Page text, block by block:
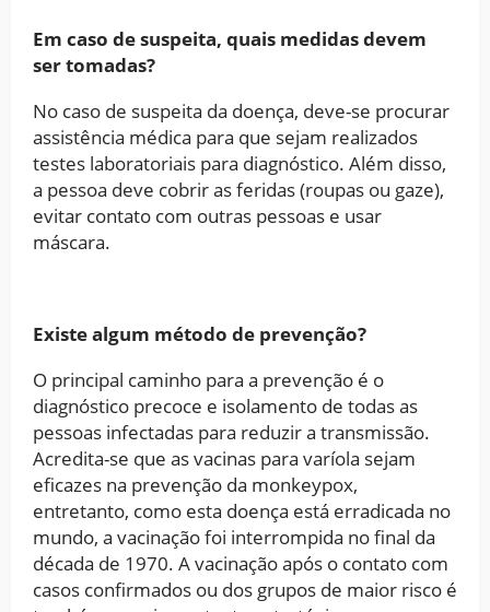
Em caso de suspeita, quais medidas devem
ser tomadas?
No caso de suspeita da doença, deve-se procurar
assistência médica para que sejam realizados
testes laboratoriais para diagnóstico. Além disso,
a pessoa deve cobrir as feridas (roupas ou gaze),
evitar contato com outras pessoas e usar
máscara.
Existe algum método de prevenção?
O principal caminho para a prevenção é o
diagnóstico precoce e isolamento de todas as
pessoas infectadas para reduzir a transmissão.
Acredita-se que as vacinas para varíola sejam
eficazes na prevenção da monkeypox,
entretanto, como esta doença está erradicada no
mundo, a vacinação foi interrompida no final da
década de 1970. A vacinação após o contato com
casos confirmados ou dos grupos de maior risco é